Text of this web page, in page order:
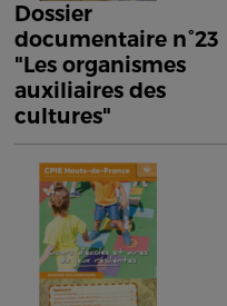
Dossier
documentaire n°23
"Les organismes
auxiliaires des
cultures"